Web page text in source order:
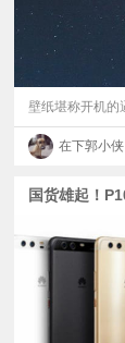
题
壁纸堪称开机的
在下郭小侠
国货雄起！